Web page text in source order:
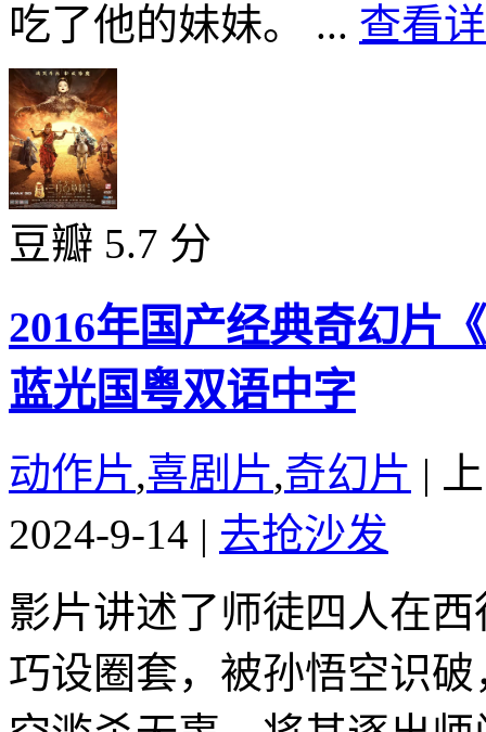
吃了他的妹妹。 ... 查看
豆瓣 5.7 分
2016年国产经典奇幻片
蓝光国粤双语中字
动作片,喜剧片,奇幻片 |
2024-9-14 | 去抢沙发
影片讲述了师徒四人在
巧设圈套，被孙悟空识